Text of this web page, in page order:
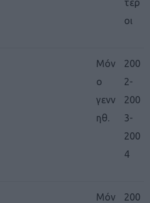
τερ
οι
Μόν
ο
γενν
ηθ.
200
2-
200
3-
200
4
Μόν
200